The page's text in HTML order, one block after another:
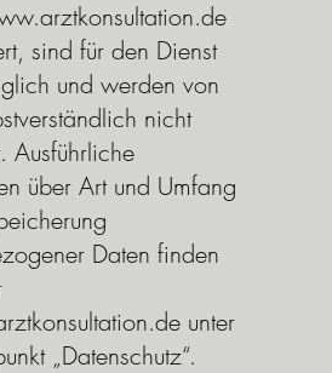
sind für den Dienst
und werden von
nicht
Ausführliche
über Art und Umfang
Daten finden
unter
„Datenschutz“.